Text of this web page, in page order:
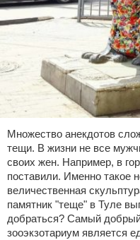
Множество анекдотов
тещи. В жизни не все
своих жен. Например, в
поставили. Именно такое
величественная
памятник "теще" в Туле
добраться? Самый
зооэкзотариум является